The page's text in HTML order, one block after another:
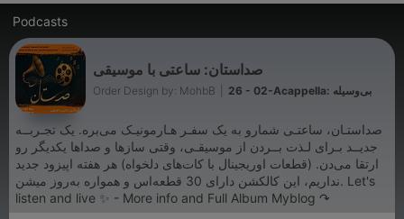
Podcasts
صداستان: ساعتی با موسیقی
Order Design by: MohbB 26 - 02-Acappella: بی‌وسیله
صداستـان، ساعتـی شمارو به یک سفـر هـارمونیـک می‌بره. یک تجـربــه
جدیــد بـرای لـذت بــردن از موسیقـی، وقتی سازها و صداها یکدیگر رو
ارتقا می‌دن. (قطعات اوریجینال با کات‌های دلخواه) هر هفته اپیزود جدید
نداریم، این کالکشن دارای 30 قطعه‌اس و همواره به‌روز میشن. Let's
listen and live ✨ - More info and Full Album Myblog ↷